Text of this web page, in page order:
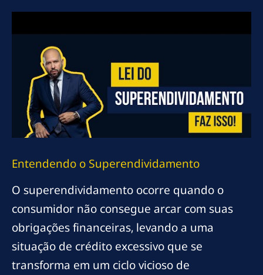
Entendendo o Superendividamento
O superendividamento ocorre quando o
consumidor não consegue arcar com suas
obrigações financeiras, levando a uma
situação de crédito excessivo que se
transforma em um ciclo vicioso de